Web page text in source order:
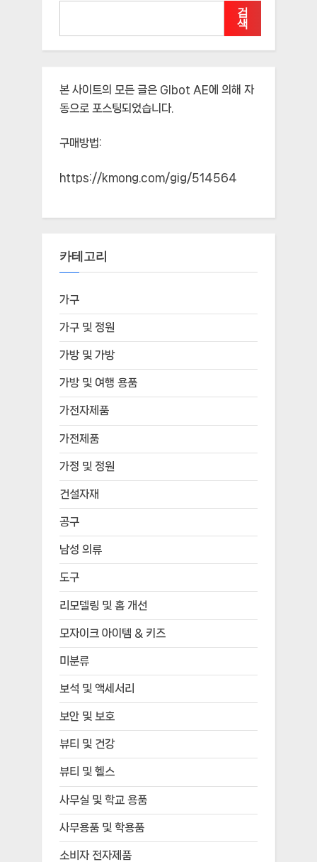
검
색
본 사이트의 모든 글은 Glbot AE에 의해 자
동으로 포스팅되었습니다.
구매방법:
https://kmong.com/gig/514564
카테고리
가구
가구 및 정원
가방 및 가방
가방 및 여행 용품
가전자제품
가전제품
가정 및 정원
건설자재
공구
남성 의류
도구
리모델링 및 홈 개선
모자이크 아이템 & 키즈
미분류
보석 및 액세서리
보안 및 보호
뷰티 및 건강
뷰티 및 헬스
사무실 및 학교 용품
사무용품 및 학용품
소비자 전자제품